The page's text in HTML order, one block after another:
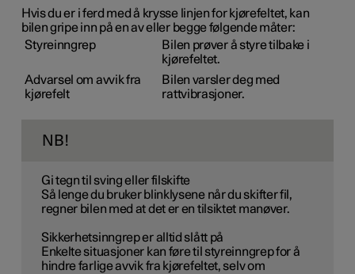
Hvis du er i ferd med å krysse linjen for kjørefeltet, kan
bilen gripe inn på en av eller begge følgende måter:
Styreinngrep
Bilen prøver å styre tilbake i
kjørefeltet.
Advarsel om avvik fra
kjørefelt
Bilen varsler deg med
rattvibrasjoner.
NB!
Gi tegn til sving eller filskifte
Så lenge du bruker blinklysene når du skifter fil,
regner bilen med at det er en tilsiktet manøver.
Sikkerhetsinngrep er alltid slått på
Enkelte situasjoner kan føre til styreinngrep for å
hindre farlige avvik fra kjørefeltet, selv om